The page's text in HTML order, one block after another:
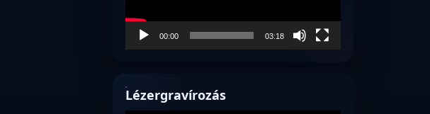
00:00 03:18
Lézergravírozás